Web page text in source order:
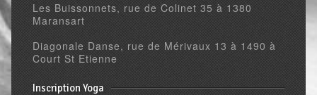
Les Buissonnets, rue de Colinet 35 à 1380
Maransart
Diagonale Danse, rue de Mérivaux 13 à 1490 à
Court St Etienne
Inscription Yoga